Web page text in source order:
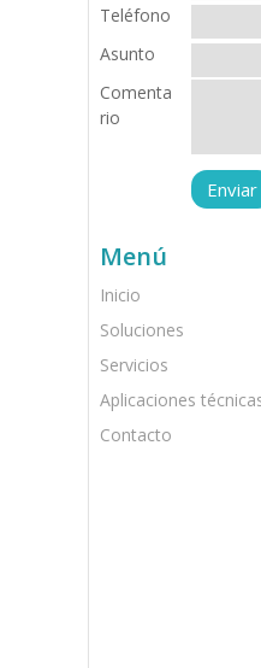
Teléfono
Asunto
Comenta
rio
Menú
Inicio
Soluciones
Servicios
Aplicaciones
Contacto